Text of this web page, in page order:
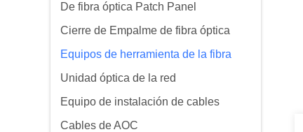
De fibra óptica Patch Panel
Cierre de Empalme de fibra óptica
Equipos de herramienta de la fibra
Unidad óptica de la red
Equipo de instalación de cables
Cables de AOC